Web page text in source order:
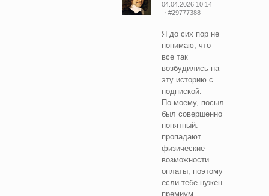
04.04.2026 10:14
#29777388
Я до сих пор не
понимаю, что
все так
возбудились на
эту историю с
подпиской.
По-моему, посыл
был совершенно
понятный:
пропадают
физические
возможности
оплаты, поэтому
если тебе нужен
премиум,